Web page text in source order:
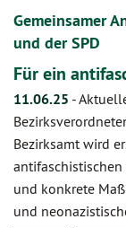
Gemeinsamer
und der SPD
Für ein
11.06.25 -
Bezirksamt wird
und konkrete
und